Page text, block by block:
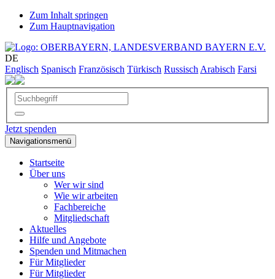
Zum Inhalt springen
Zum Hauptnavigation
DE
Englisch Spanisch Französisch Türkisch Russisch Arabisch Farsi
Jetzt spenden
Navigationsmenü
Startseite
Über uns
Wer wir sind
Wie wir arbeiten
Fachbereiche
Mitgliedschaft
Aktuelles
Hilfe und Angebote
Spenden und Mitmachen
Für Mitglieder
Für Mitglieder